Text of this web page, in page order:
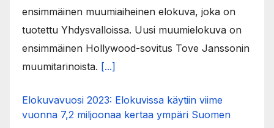
ensimmäinen muumiaiheinen elokuva, joka on
tuotettu Yhdysvalloissa. Uusi muumielokuva on
ensimmäinen Hollywood-sovitus Tove Janssonin
muumitarinoista. [...]
Elokuvavuosi 2023: Elokuvissa käytiin viime
vuonna 7,2 miljoonaa kertaa ympäri Suomen